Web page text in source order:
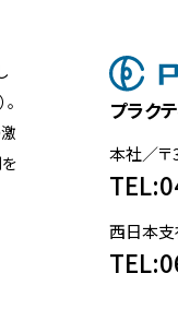
プラク
本社／〒
西日本